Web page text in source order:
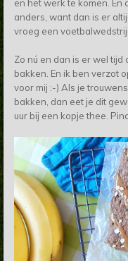
en het werk te komen.
anders, want dan is er
vroeg een
Zo nú en dan is er wel
bakken. En ik ben verzot
voor mij :-) Als je
bakken, dan eet je dit
uur bij een kopje thee.